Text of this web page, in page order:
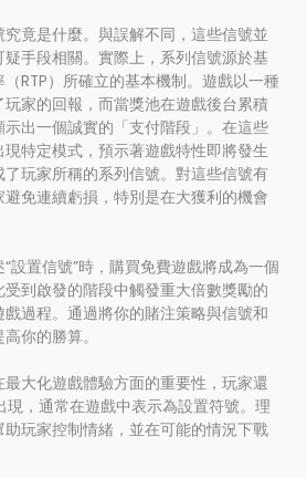
竟是什麼。與誤解不同，這些信號並
手段相關。實際上，系列信號源於基
RTP）所確立的基本機制。遊戲以一種
家的回報，而當獎池在遊戲後台累積
出一個誠實的「支付階段」。在這些
特定模式，預示著遊戲特性即將發生
玩家所稱的系列信號。對這些信號有
免連續虧損，特別是在大獲利的機會
設置信號”時，購買免費遊戲將成為一個
到啟發的階段中觸發重大倍數獎勵的
過程。通過將你的賭注策略與信號和
你的勝算。
大化遊戲體驗方面的重要性，玩家還
，通常在遊戲中表示為設置符號。理
玩家控制情緒，並在可能的情況下戰